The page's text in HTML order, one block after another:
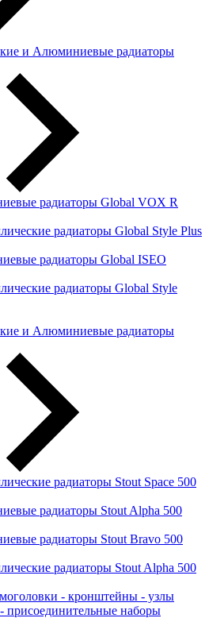
и Алюминиевые радиаторы
радиаторы Global VOX R
радиаторы Global Style Plus
радиаторы Global ISEO
радиаторы Global Style
и Алюминиевые радиаторы
радиаторы Stout Space 500
радиаторы Stout Alpha 500
радиаторы Stout Bravo 500
радиаторы Stout Alpha 500
- кронштейны - узлы
присоединительные наборы